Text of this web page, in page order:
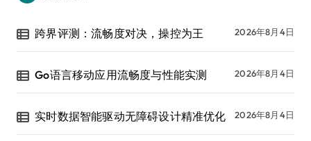
跨界评测：流畅度对决，操控为王 2026年8月4日
Go语言移动应用流畅度与性能实测 2026年8月4日
实时数据智能驱动无障碍设计精准优化 2026年8月4日